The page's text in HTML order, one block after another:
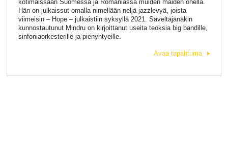
kotimaissaan Suomessa ja Romaniassa muiden maiden ohella.
Hän on julkaissut omalla nimellään neljä jazzlevyä, joista
viimeisin – Hope – julkaistiin syksyllä 2021
. Säveltäjänäkin
kunnostautunut Mindru on kirjoittanut useita teoksia big bandille,
sinfoniaorkesterille ja pienyhtyeille.
Avaa tapahtuma